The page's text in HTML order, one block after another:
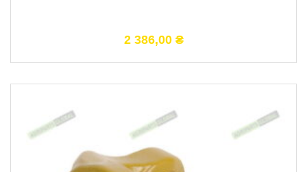
2 386,00 ₴